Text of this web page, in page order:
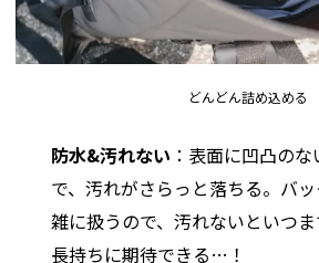
どんどん詰め込める
防水&汚れない ：表面に凹凸の
で、汚れがさらっと落ちる。バ
雑に扱うので、汚れないといつま
長持ちに期待できる…！